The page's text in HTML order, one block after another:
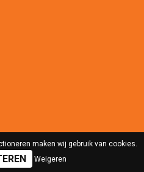
maken wij gebruik van cookies.
Weigeren